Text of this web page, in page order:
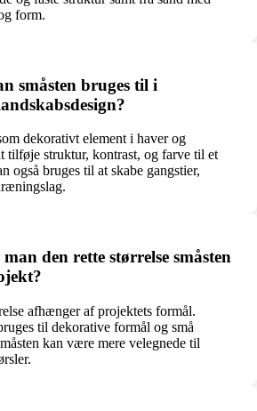
form.
småsten bruges til i
dekorativt element i haver og
tilføje struktur, kontrast, og farve til et
også bruges til at skabe gangstier,
den rette størrelse småsten
afhænger af projektets formål.
til dekorative formål og små
kan være mere velegnede til